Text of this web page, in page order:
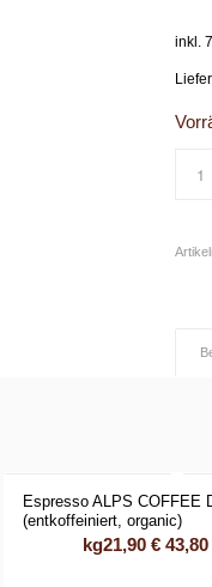
inkl.
Espresso ALPS COFFEE
(entkoffeiniert, organic)
21,90 € 43,80
kg